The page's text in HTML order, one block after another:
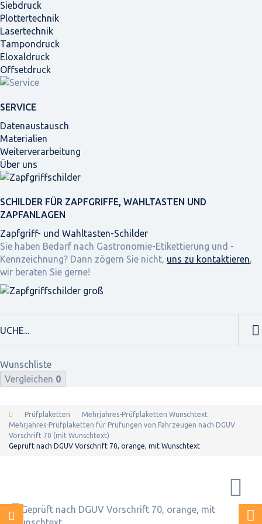
Siebdruck
Plottertechnik
Lasertechnik
Tampondruck
Eloxaldruck
Offsetdruck
SERVICE
Datenaustausch
Materialien
Weiterverarbeitung
Über uns
SCHILDER FÜR ZAPFGRIFFE, WAHLTASTEN UND
ZAPFANLAGEN
Zapfgriff- und Wahltasten-Schilder
Sie haben Bedarf nach Gastronomie-Etikettierung und -
Kennzeichnung? Dann zögern Sie nicht, uns zu kontaktieren,
wir beraten Sie gerne!
Wunschliste
Vergleichen 0
Prüfplaketten
Mehrjahres-Prüfplaketten Wunschtext
Mehrjahres-Prüfplaketten für Prüfungen von Fahrzeugen nach DGUV
Vorschrift 70 (mit Wunschtext)
Geprüft nach DGUV Vorschrift 70, orange, mit Wunschtext